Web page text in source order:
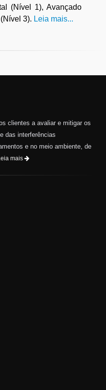
(Nível 1), Avançado
3). Leia mais...
clientes a avaliar e mitigar os
das interferências
e no meio ambiente, de
mais